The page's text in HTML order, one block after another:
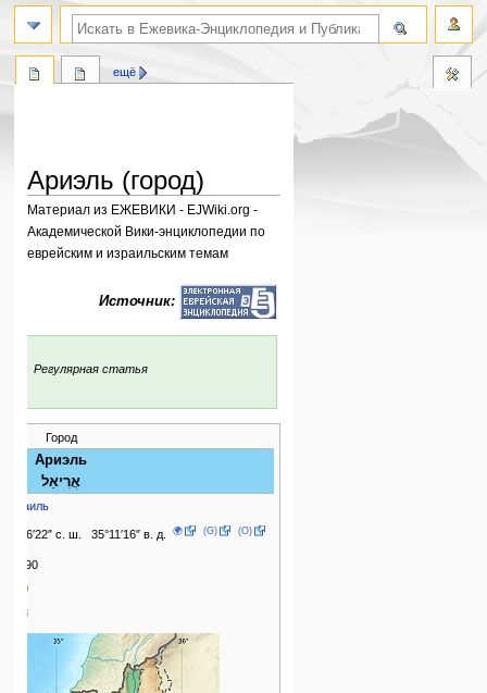
Ариэль (город)
Материал из ЕЖЕВИКИ - EJWiki.org -
Академической Вики-энциклопедии по
еврейским и израильским темам
Источник:
Регулярная статья
Город
Ариэль
אֲרִיאֵל
Израиль
32°06′22″ с. ш. 35°11′16″ в. д. 🌍 (G) (O)
22,190
2040
1978
ещё
поиск по словам